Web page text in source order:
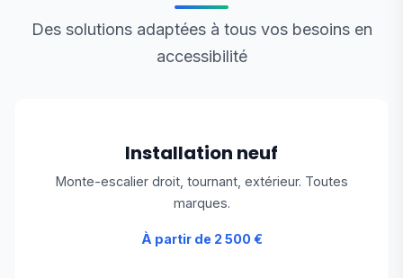
Des solutions adaptées à tous vos besoins en
accessibilité
Installation neuf
Monte-escalier droit, tournant, extérieur. Toutes
marques.
À partir de 2 500 €